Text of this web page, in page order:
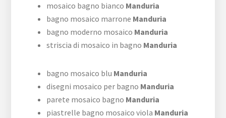
mosaico bagno bianco Manduria
bagno mosaico marrone Manduria
bagno moderno mosaico Manduria
striscia di mosaico in bagno Manduria
bagno mosaico blu Manduria
disegni mosaico per bagno Manduria
parete mosaico bagno Manduria
piastrelle bagno mosaico viola Manduria